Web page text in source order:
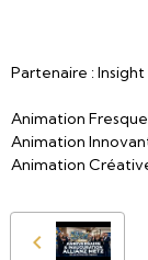
Partenaire :
Animation
Animation
Animation